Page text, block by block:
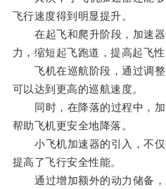
飞行速度得到明显提升。
在起飞和爬升阶段，加速器
力，缩短起飞跑道，提高起飞性
飞机在巡航阶段，通过调整
可以达到更高的巡航速度。
同时，在降落的过程中，加
帮助飞机更安全地降落。
小飞机加速器的引入，不仅
提高了飞行安全性能。
通过增加额外的动力储备，